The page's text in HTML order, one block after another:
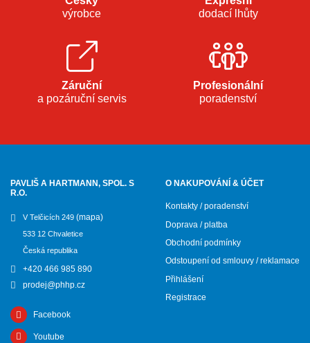
výrobce
dodací lhůty
Záruční
a pozáruční servis
Profesionální
poradenství
PAVLIŠ A HARTMANN, SPOL. S
R.O.
V Telčicích 249 (mapa)
533 12 Chvaletice
Česká republika
+420 466 985 890
prodej@phhp.cz
Facebook
Youtube
O NAKUPOVÁNÍ & ÚČET
Kontakty / poradenství
Doprava / platba
Obchodní podmínky
Odstoupení od smlouvy / reklamace
Přihlášení
Registrace